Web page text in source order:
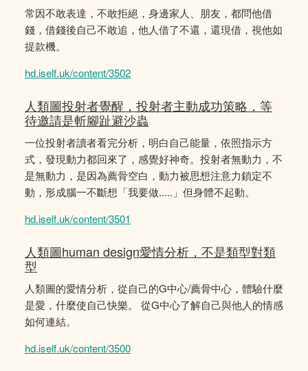
常因不敢表達，不敢拒絕，身邊家人、朋友，都問他借
錢，借錢後自己不敢追，他人借了不還，還現借，視他如
提款機。
hd.iself.uk/content/3502
人類圖投射者覺醒，投射者主動成功策略，等
待邀請是斬腳趾避沙蟲
一位投射者讀者看完分析，明白自己能量，依照指示方
式，發現動力都回來了，感覺好神奇。投射者無動力，不
是無動力，是因為薦骨空白，動力被思想注意力鎖定不
動，形成腦一不斷想「我要做.....」但身體不起動。
hd.iself.uk/content/3501
人類圖human design愛情分析，不是類型對類
型
人類圖的愛情分析，從自己的G中心/薦骨中心，體驗什麼
是愛，什麼使自己快樂。 從G中心了解自己與他人的情感
如何連結。
hd.iself.uk/content/3500